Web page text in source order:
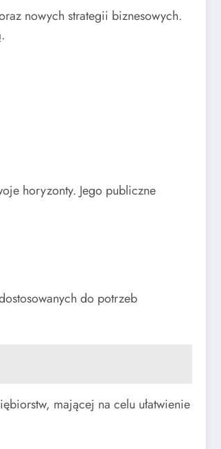
nowych strategii biznesowych.
horyzonty. Jego publiczne
do potrzeb
mającej na celu ułatwienie